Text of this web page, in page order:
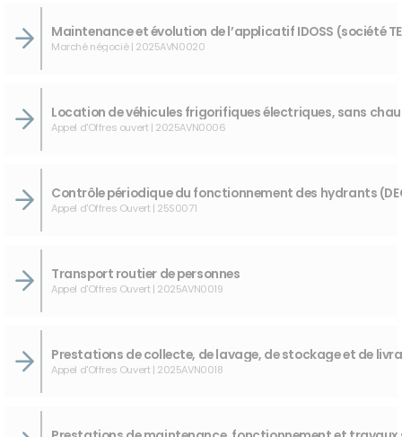
Marché négocié | 2025AVN0020
Appel d'Offres ouvert | 2025AVN0006
Appel d'Offres Ouvert | 25S0071
Transport routier de personnes
Appel d'Offres Ouvert | 2025AVN0019
Appel d'Offres Ouvert | 2025AVN0018